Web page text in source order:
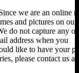
we are an online
and pictures on
do not capture any
address when you
like to have your
please contact us at